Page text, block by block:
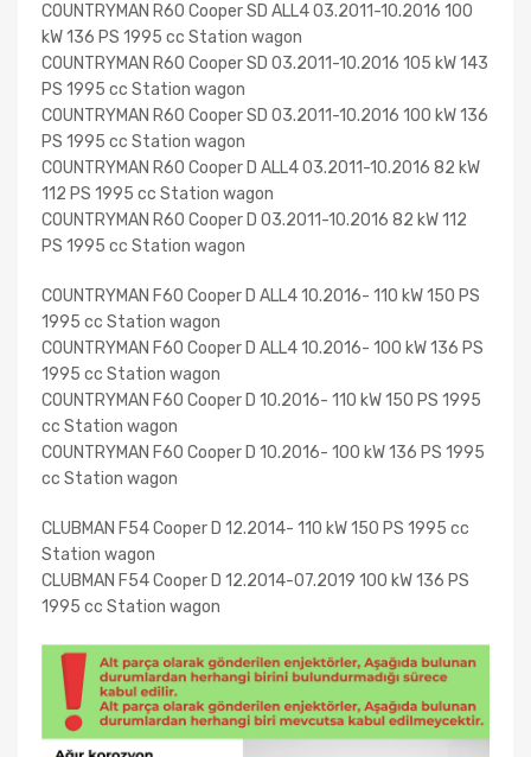
COUNTRYMAN R60 Cooper SD ALL4 03.2011-10.2016 100
kW 136 PS 1995 cc Station wagon
COUNTRYMAN R60 Cooper SD 03.2011-10.2016 105 kW 143
PS 1995 cc Station wagon
COUNTRYMAN R60 Cooper SD 03.2011-10.2016 100 kW 136
PS 1995 cc Station wagon
COUNTRYMAN R60 Cooper D ALL4 03.2011-10.2016 82 kW
112 PS 1995 cc Station wagon
COUNTRYMAN R60 Cooper D 03.2011-10.2016 82 kW 112
PS 1995 cc Station wagon
COUNTRYMAN F60 Cooper D ALL4 10.2016- 110 kW 150 PS
1995 cc Station wagon
COUNTRYMAN F60 Cooper D ALL4 10.2016- 100 kW 136 PS
1995 cc Station wagon
COUNTRYMAN F60 Cooper D 10.2016- 110 kW 150 PS 1995
cc Station wagon
COUNTRYMAN F60 Cooper D 10.2016- 100 kW 136 PS 1995
cc Station wagon
CLUBMAN F54 Cooper D 12.2014- 110 kW 150 PS 1995 cc
Station wagon
CLUBMAN F54 Cooper D 12.2014-07.2019 100 kW 136 PS
1995 cc Station wagon